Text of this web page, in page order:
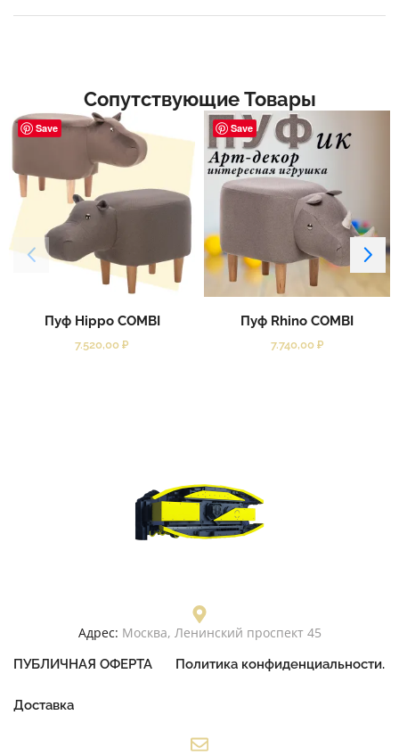
Сопутствующие Товары
Save
Пуф Hippo COMBI
7.520,00 ₽
Save
Пуф Rhino COMBI
7.740,00 ₽
Адрес: Москва, Ленинский проспект 45
ПУБЛИЧНАЯ ОФЕРТА Политика конфиденциальности.
Доставка